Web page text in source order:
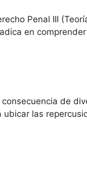
Penal III
en
de
las